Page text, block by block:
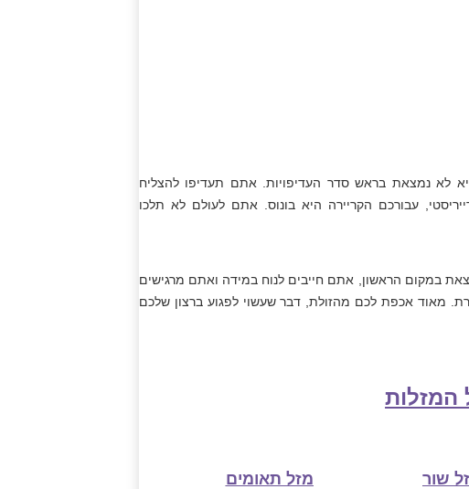
לא נמצאת בראש סדר העדיפויות. אתם תעדיפו להצליח
עבורכם הקריירה היא בונוס. אתם לעולם לא תלכו
במקום הראשון, אתם חייבים לנוח במידה ואתם מרגישים
מאוד אכפת לכם מהזולת, דבר שעשוי לפגוע ברצון שלכם
המזלות
שור מזל תאומים